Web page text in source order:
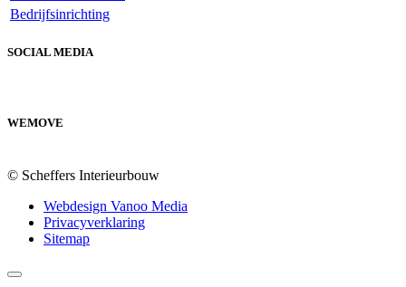
Bedrijfsinrichting
SOCIAL MEDIA
WEMOVE
© Scheffers Interieurbouw
Webdesign Vanoo Media
Privacyverklaring
Sitemap